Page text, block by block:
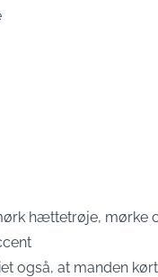
hættetrøje, mørke
også, at manden